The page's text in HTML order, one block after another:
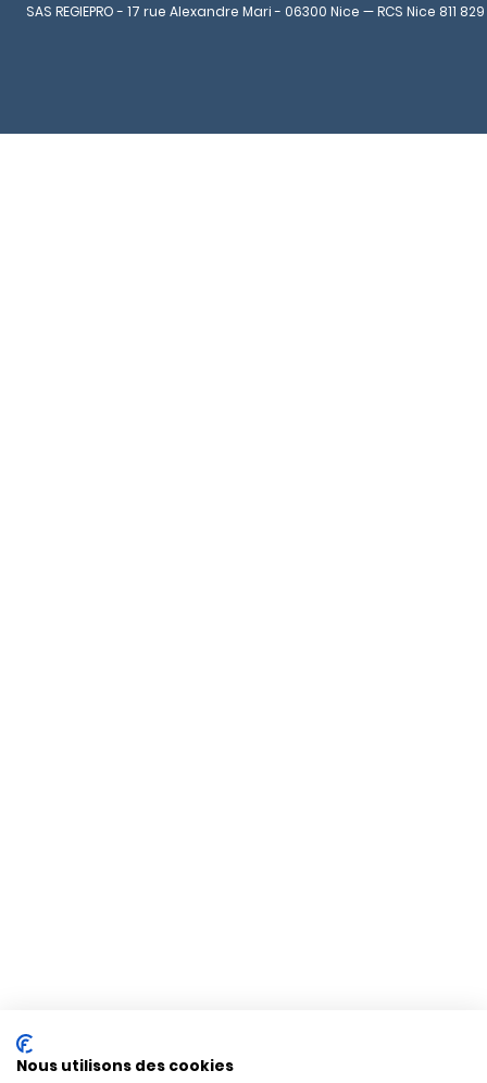
SAS REGIEPRO - 17 rue Alexandre Mari - 06300 Nice — RCS Nice 811
Nous utilisons des cookies